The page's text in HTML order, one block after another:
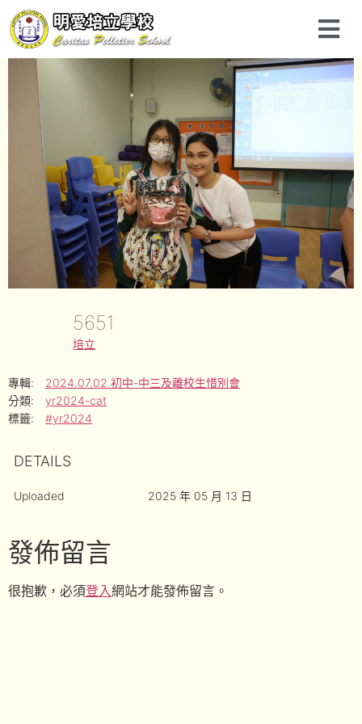
5651
培立
專輯:
2024.07.02 初中-中三及離校生惜別會
分類:
yr2024-cat
標籤:
#yr2024
DETAILS
Uploaded 2025 年 05 月 13 日
發佈留言
很抱歉，必須登入網站才能發佈留言。